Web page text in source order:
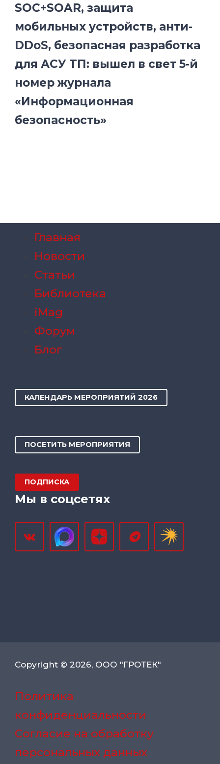
SOC+SOAR, защита
мобильных устройств, анти-
DDoS, безопасная разработка
для АСУ ТП: вышел в свет 5-й
номер журнала
«Информационная
безопасность»
Главная
Новости
Статьи
Библиотека
iMag
Форум
Блог
КАЛЕНДАРЬ МЕРОПРИЯТИЙ 2026
ПОСЕТИТЬ МЕРОПРИЯТИЯ
ПОДПИСКА
Мы в соцсетях
Copyright © 2026, ООО "ГРОТЕК"
Политика
конфиденциальности
Согласие на обработку
персональных данных